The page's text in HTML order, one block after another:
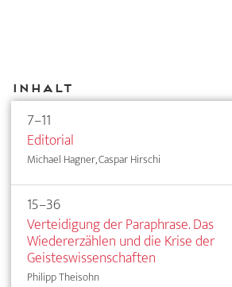
Inhalt
7–11
Editorial
Michael Hagner, Caspar Hirschi
15–36
Verteidigung der Paraphrase. Das
Wiedererzählen und die Krise der
Geisteswissenschaften
Philipp Theisohn